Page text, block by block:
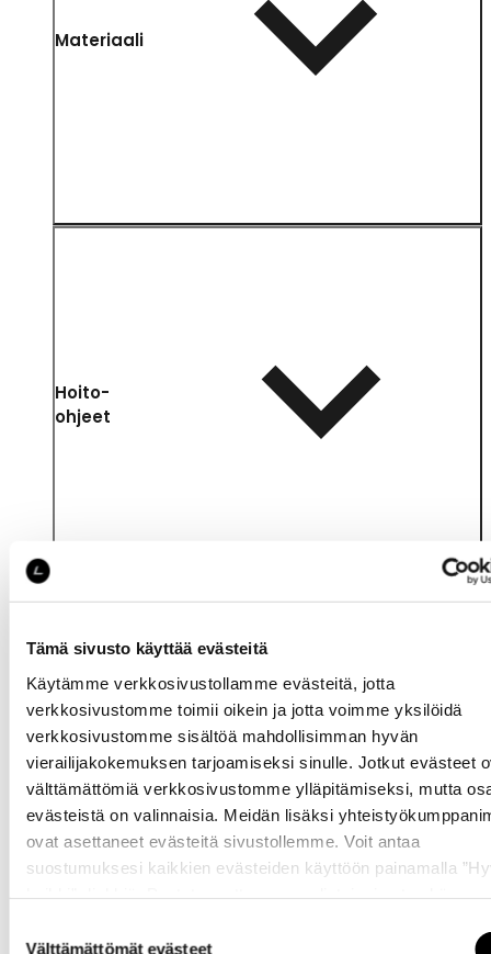
Tämä sivusto käyttää evästeitä
Käytämme verkkosivustollamme evästeitä, jotta
verkkosivustomme toimii oikein ja jotta voimme yksilöidä
verkkosivustomme sisältöä mahdollisimman hyvän
vierailijakokemuksen tarjoamiseksi sinulle. Jotkut evästeet
välttämättömiä verkkosivustomme ylläpitämiseksi, mutta
evästeistä on valinnaisia. Meidän lisäksi
ovat asettaneet evästeitä sivustollemme. Voit antaa
suostumuksesi kaikkien evästeiden käyttöön painamalla
Välttämättömät evästeet
Materiaali
Hoito-
ohjeet
Katso saatavuus
myymälässä